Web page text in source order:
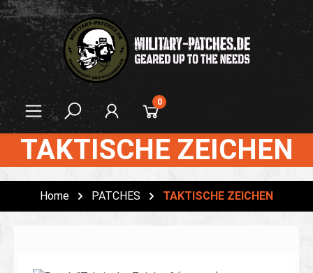
springen
0
TAKTISCHE ZEICHEN
Home PATCHES TAKTISCHE ZEICHEN